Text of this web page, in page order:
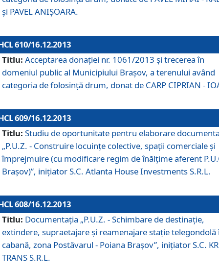
şi PAVEL ANIŞOARA.
610/16.12.2013
Titlu: Acceptarea donaţiei nr. 1061/2013 şi trecerea în
domeniul public al Municipiului Braşov, a terenului având
categoria de folosinţă drum, donat de CARP CIPRIAN -
609/16.12.2013
Titlu: Studiu de oportunitate pentru elaborare
„P.U.Z. - Construire locuinţe colective, spaţii comerciale şi
împrejmuire (cu modificare regim de înălţime aferent
Braşov)”, iniţiator S.C. Atlanta House Investments S.R.L.
608/16.12.2013
Titlu: Documentaţia „P.U.Z. - Schimbare de destinaţie,
extindere, supraetajare şi reamenajare staţie telegondolă
cabană, zona Postăvarul - Poiana Braşov”, iniţiator S.C.
TRANS S.R.L.